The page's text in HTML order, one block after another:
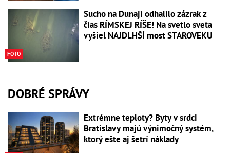
FOTO
Sucho na Dunaji odhalilo zázrak z
čias RÍMSKEJ RÍŠE! Na svetlo sveta
vyšiel NAJDLHŠÍ most STAROVEKU
DOBRÉ SPRÁVY
Extrémne teploty? Byty v srdci
Bratislavy majú výnimočný systém,
ktorý ešte aj šetrí náklady